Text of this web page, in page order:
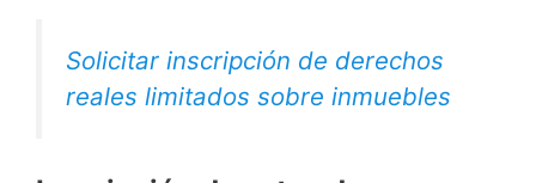
Solicitar inscripción de derechos
reales limitados sobre inmuebles